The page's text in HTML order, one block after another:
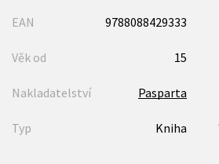
EAN 9788088429333
Věk od 15
Nakladatelství Pasparta
Typ Kniha